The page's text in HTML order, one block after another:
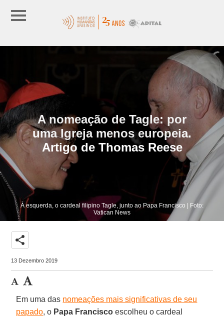
A nomeação de Tagle: por
uma Igreja menos europeia.
Artigo de Thomas Reese
À esquerda, o cardeal filipino Tagle, junto ao Papa Francisco | Foto:
Vatican News
share
13 Dezembro 2019
Em uma das nomeações mais significativas de seu
papado, o Papa Francisco escolheu o cardeal